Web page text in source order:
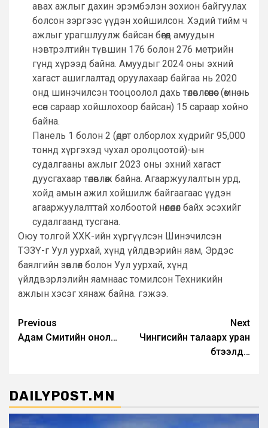
авах ажлыг дахин эрэмбэлэн зохион байгуулах
болсон зэргээс үүдэн хойшилсон. Хэдий тийм ч
ажлыг урагшлуулж байсан бөгөөд амуудын
нэвтрэлтийн түвшин 176 болон 276 метрийн
гүнд хүрээд байна. Амуудыг 2024 оны эхний
хагаст ашиглалтад оруулахаар байгаа нь 2020
онд шинэчилсэн тооцоолол дахь төлөвлөгөөнөөс (өмнө нь
есөн сараар хойшлохоор байсан) 15 сараар хойно
байна.
Панель 1 болон 2 (өдөрт олборлох хүдрийг 95,000
тоннд хүргэхэд чухал оролцоотой)-ын
судалгааны ажлыг 2023 оны эхний хагаст
дуусгахаар төлөвлөж байна. Агааржуулалтын урд,
хойд амын ажил хойшилж байгаагаас үүдэн
агааржуулалттай холбоотой нөлөөлөл байх эсэхийг
судалгаанд тусгана.
Оюу толгой ХХК-ийн хүргүүлсэн Шинэчилсэн
ТЭЗҮ-г Уул уурхай, хүнд үйлдвэрийн яам, Эрдэс
баялгийн зөвлөл болон Уул уурхай, хүнд
үйлдвэрлэлийн яамнаас томилсон Техникийн
ажлын хэсэг хянаж байна. гэжээ.
Post
navigation
Previous
Адам Смитийн онол…
Next
Чингисийн талаарх уран
бүтээлүүд…
DAILYPOST.MN